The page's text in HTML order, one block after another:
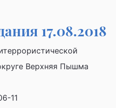
17.08.2018
Верхняя Пышма
11